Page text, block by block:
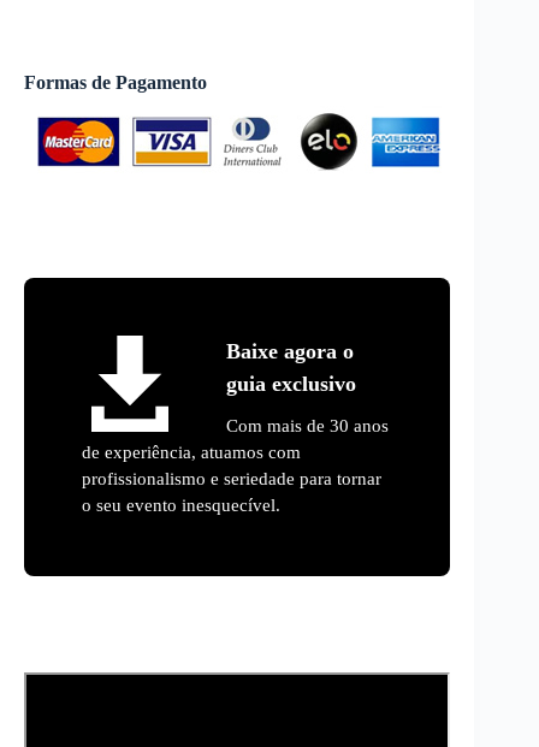
Formas de Pagamento
Baixe agora o
guia exclusivo
Com mais de 30 anos
de experiência, atuamos com
profissionalismo e seriedade para tornar
o seu evento inesquecível.